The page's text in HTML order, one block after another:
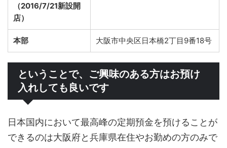
（2016/7/21新設開
店）
本部 大阪市中央区日本橋2丁目9番18号
ということで、ご興味のある方はお預け
入れしても良いです
日本国内において最高峰の定期預金を預けることが
できるのは大阪府と兵庫県在住やお勤めの方のみで